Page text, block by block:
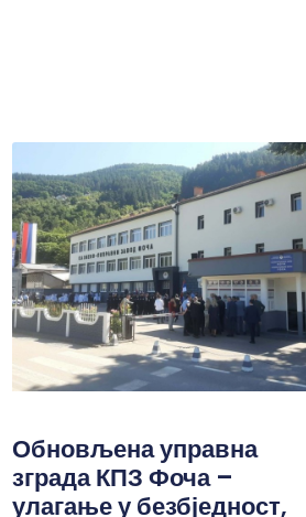
Обновљена управна
зграда КПЗ Фоча –
улагање у безбједност,